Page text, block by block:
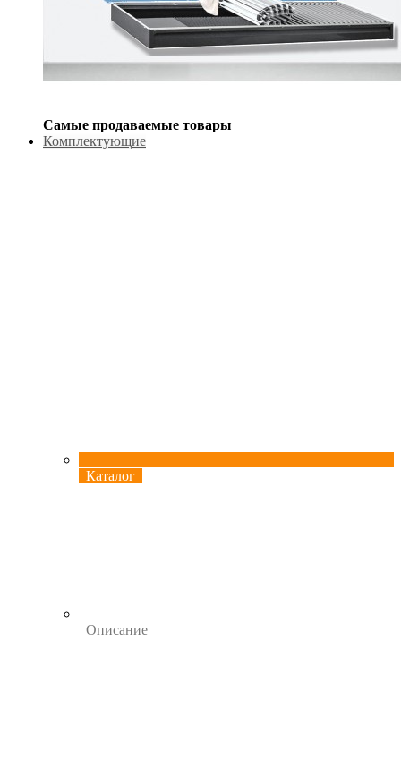
Самые продаваемые товары
Комплектующие
Каталог
Описание